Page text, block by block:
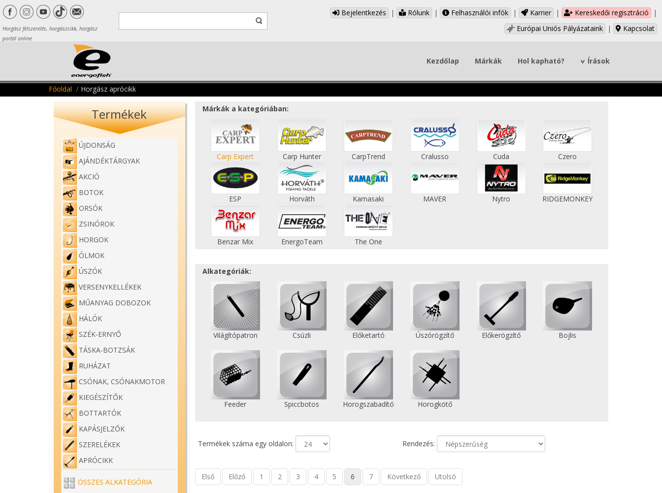
Horgász felszerelés, horgászcikk, horgász
portál online
Bejelentkezés | Rólunk | Felhasználói infók | Karrier | Kereskedői regisztráció
|
Európai Uniós Pályázataink
| Kapcsolat
Kezdőlap Márkák Hol kapható? Írások
Főoldal Horgász aprócikk
Termékek
ÚJDONSÁG
AJÁNDÉKTÁRGYAK
AKCIÓ
BOTOK
ORSÓK
ZSINÓROK
HORGOK
ÓLMOK
ÚSZÓK
VERSENYKELLÉKEK
MŰANYAG DOBOZOK
HÁLÓK
SZÉK-ERNYŐ
TÁSKA-BOTZSÁK
RUHÁZAT
CSÓNAK, CSÓNAKMOTOR
KIEGÉSZÍTŐK
BOTTARTÓK
KAPÁSJELZŐK
SZERELÉKEK
APRÓCIKK
ÖSSZES ALKATEGÓRIA
Márkák a kategóriában:
Carp Expert Carp Hunter CarpTrend Cralusso Cuda Czero
ESP Horváth Kamasaki MAVER Nytro RIDGEMONKEY
Benzar Mix EnergoTeam The One
Alkategóriák:
Világítópatron Csúzli Előketartó Úszórögzítő Előkerögzítő Bojlis
Feeder Spiccbotos Horogszabadító Horogkötő
Termékek száma egy oldalon: Rendezés:
Első Előző 1 2 3 4 5 6 7 Következő Utolsó